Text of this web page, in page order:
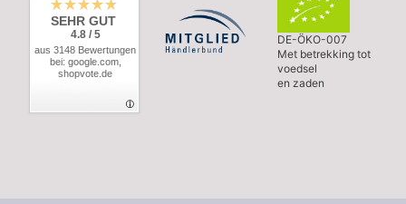
SEHR GUT
4.8 / 5
aus 3148 Bewertungen
bei: google.com,
shopvote.de
DE-ÖKO-007
Met betrekking tot
voedsel
en zaden